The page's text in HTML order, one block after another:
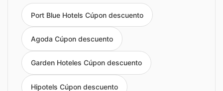
Port Blue Hotels Cúpon descuento
Agoda Cúpon descuento
Garden Hoteles Cúpon descuento
Hipotels Cúpon descuento